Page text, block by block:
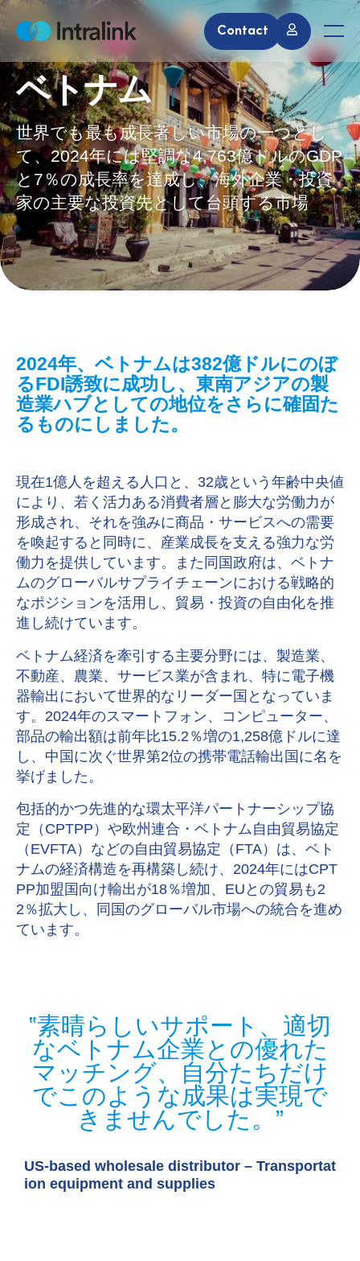
S
k
o
c
o
n
t
e
n
t
H
m
e
Contact
M
e
n
u
ベトナム
世界でも最も成長著しい市場の一つとし
て、2024年には堅調な4,763億ドルのGDP
と7％の成長率を達成し、海外企業・投資
家の主要な投資先として台頭する市場
2024年、ベトナムは382億ドルにのぼ
るFDI誘致に成功し、東南アジアの製
造業ハブとしての地位をさらに確固た
るものにしました。
現在1億人を超える人口と、32歳という年齢中央値
により、若く活力ある消費者層と膨大な労働力が
形成され、それを強みに商品・サービスへの需要
を喚起すると同時に、産業成長を支える強力な労
働力を提供しています。また同国政府は、ベトナ
ムのグローバルサプライチェーンにおける戦略的
なポジションを活用し、貿易・投資の自由化を推
進し続けています。
ベトナム経済を牽引する主要分野には、製造業、
不動産、農業、サービス業が含まれ、 特に電子機
器輸出において世界的なリーダー国となっていま
す。2024年のスマートフォン、コンピューター、
部品の輸出額は前年比15.2％増の1,258億ドルに達
し、中国に次ぐ世界第2位の携帯電話輸出国に名を
挙げました。
包括的かつ先進的な環太平洋パートナーシップ協
定（CPTPP）や欧州連合・ベトナム自由貿易協定
（EVFTA）などの自由貿易協定（FTA）は、ベト
ナムの経済構造を再構築し続け、2024年にはCPT
PP加盟国向け輸出が18％増加、EUとの貿易も2
2％拡大し、同国のグローバル市場への統合を進め
ています。
素晴らしいサポート、適切
なベトナム企業との優れた
マッチング、自分たちだけ
でこのような成果は実現で
きませんでした。
US-based wholesale distributor – Transportat
ion equipment and supplies